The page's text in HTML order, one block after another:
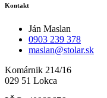
Kontakt
Ján Maslan
0903 239 378
maslan@stolar.sk
Komárnik 214/16
029 51 Lokca